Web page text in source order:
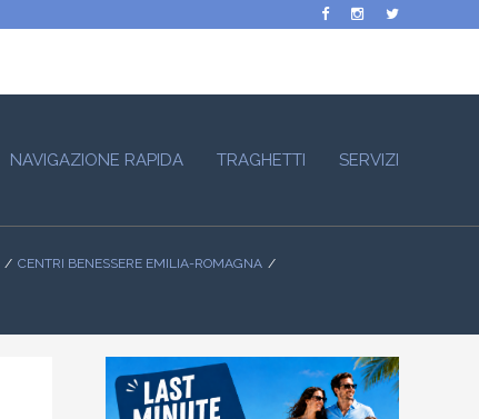
NAVIGAZIONE RAPIDA TRAGHETTI SERVIZI
CENTRI BENESSERE EMILIA-ROMAGNA